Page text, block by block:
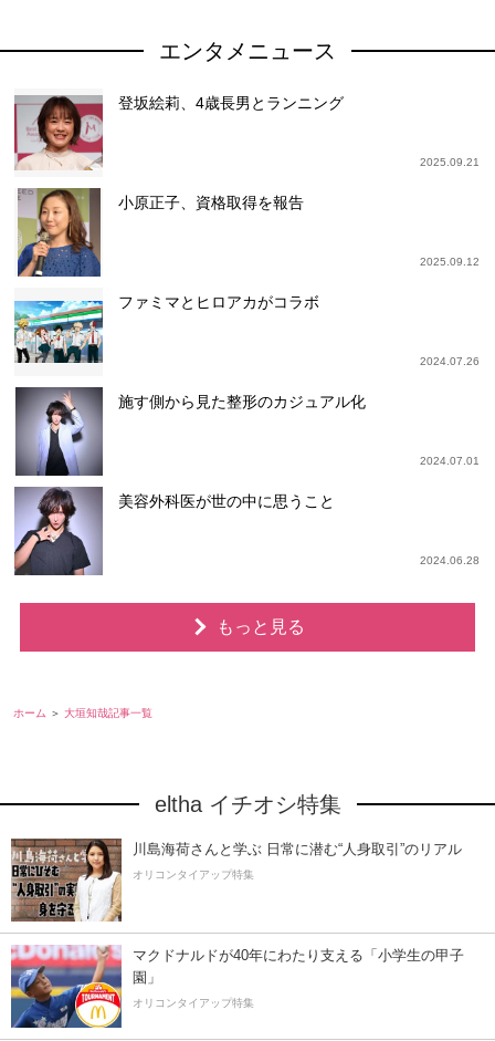
エンタメニュース
登坂絵莉、4歳長男とランニング
2025.09.21
小原正子、資格取得を報告
2025.09.12
ファミマとヒロアカがコラボ
2024.07.26
施す側から見た整形のカジュアル化
2024.07.01
美容外科医が世の中に思うこと
2024.06.28
もっと見る
ホーム 大垣知哉記事一覧
eltha イチオシ特集
川島海荷さんと学ぶ 日常に潜む“人身取引”のリアル
オリコンタイアップ特集
マクドナルドが40年にわたり支える「小学生の甲子
園」
オリコンタイアップ特集